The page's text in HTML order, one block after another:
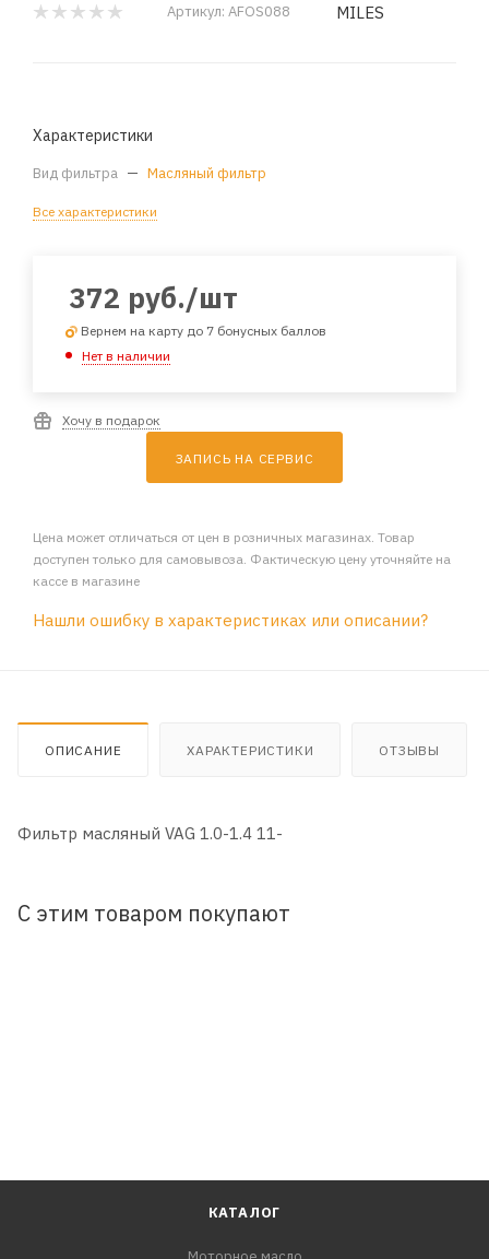
Артикул: AFOS088 MILES
Характеристики
Вид фильтра — Масляный фильтр
Все характеристики
372 руб./шт
Вернем на карту до 7 бонусных баллов
Нет в наличии
Хочу в подарок
ЗАПИСЬ НА СЕРВИС
Цена может отличаться от цен в розничных магазинах. Товар
доступен только для самовывоза. Фактическую цену уточняйте на
кассе в магазине
Нашли ошибку в характеристиках или описании?
ОПИСАНИЕ ХАРАКТЕРИСТИКИ ОТЗЫВЫ
Фильтр масляный VAG 1.0-1.4 11-
С этим товаром покупают
КАТАЛОГ